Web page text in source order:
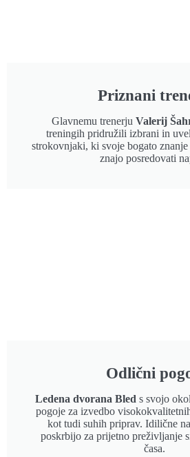
Priznani
Glavnemu trenerju Valerij
treningih pridružili izbrani in
strokovnjaki, ki svoje bogato
znajo posredovati
Odlični
Ledena dvorana Bled s svojo
pogoje za izvedbo
kot tudi suhih priprav. Idilične
poskrbijo za prijetno preživljanje
časa.